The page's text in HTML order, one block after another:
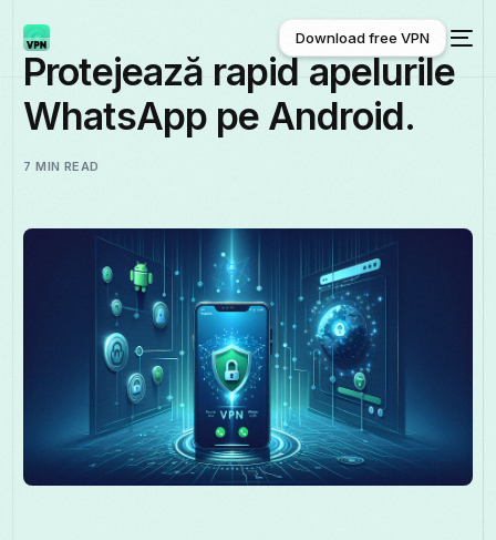
Română
Download free VPN
Download free VPN
Protejează rapid apelurile
WhatsApp pe Android.
7 MIN READ